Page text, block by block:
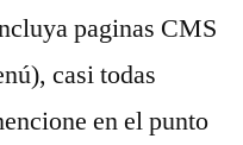
paginas CMS
casi todas
en el punto